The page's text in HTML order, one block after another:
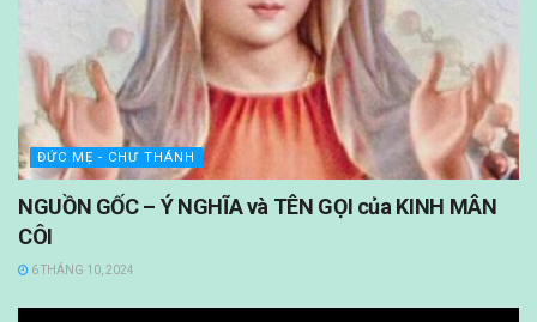
ĐỨC MẸ - CHƯ THÁNH
NGUỒN GỐC – Ý NGHĨA và TÊN GỌI của KINH MÂN
CÔI
6 THÁNG 10, 2024